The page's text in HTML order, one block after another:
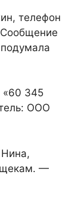
телефон
Сообщение
«60 345
ООО
щекам. —